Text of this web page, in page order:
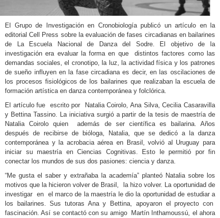
El Grupo de Investigación en Cronobiología publicó un artículo en la
editorial Cell Press sobre la evaluación de fases circadianas en bailarines
de La Escuela Nacional de Danza del Sodre. El objetivo de la
investigación era evaluar la forma en que distintos factores como las
demandas sociales, el cronotipo, la luz, la actividad física y los patrones
de sueño influyen en la fase circadiana es decir, en las oscilaciones de
los procesos fisiológicos de los bailarines que realizaban la escuela de
formación artística en danza contemporánea y folclórica.
El artículo fue escrito por Natalia Coirolo, Ana Silva, Cecilia Casaravilla
y Bettina Tassino. La iniciativa surgió a partir de la tesis de maestría de
Natalia Coirolo quien además de ser científica es bailarina. Años
después de recibirse de bióloga, Natalia, que se dedicó a la danza
contemporánea y la acrobacia aérea en Brasil, volvió al Uruguay para
iniciar su maestría en Ciencias Cognitivas. Esto le permitió por fin
conectar los mundos de sus dos pasiones: ciencia y danza.
“Me gusta el saber y extrañaba la academía” planteó Natalia sobre los
motivos que la hicieron volver de Brasil, la hizo volver. La oportunidad de
investigar en el marco de la maestría le dio la oportunidad de estudiar a
los bailarines. Sus tutoras Ana y Bettina, apoyaron el proyecto con
fascinación. Así se contactó con su amigo Martín Inthamoussú, el ahora